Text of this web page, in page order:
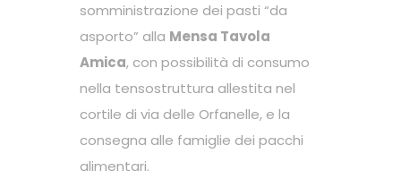
somministrazione dei pasti “da
asporto” alla Mensa Tavola
Amica, con possibilità di consumo
nella tensostruttura allestita nel
cortile di via delle Orfanelle, e la
consegna alle famiglie dei pacchi
alimentari.